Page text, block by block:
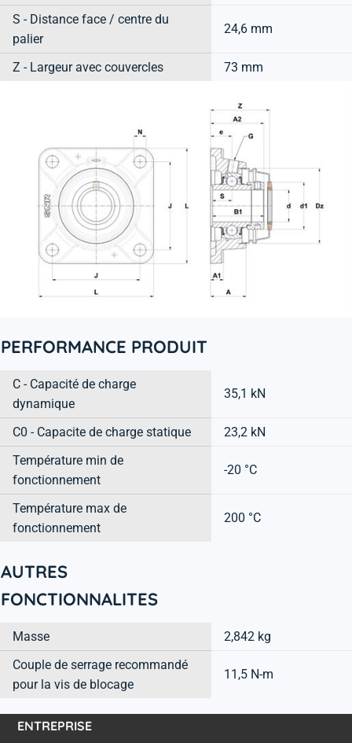
S - Distance face / centre du
palier
24,6 mm
Z - Largeur avec couvercles 73 mm
PERFORMANCE PRODUIT
C - Capacité de charge
dynamique
35,1 kN
C0 - Capacite de charge statique
23,2 kN
Température min de
fonctionnement
-20 °C
Température max de
fonctionnement
200 °C
AUTRES
FONCTIONNALITES
Masse
2,842 kg
Couple de serrage recommandé
pour la vis de blocage
11,5 N-m
ENTREPRISE